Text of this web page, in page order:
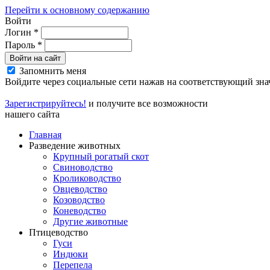
Перейти к основному содержанию
Войти
Логин *
Пароль *
Войти на сайт
Запомнить меня
Войдите через социальные сети нажав на соответствующий
Зарегистрируйтесь! и получите все возможности
нашего сайта
Главная
Разведение животных
Крупный рогатый скот
Свиноводство
Кролиководство
Овцеводство
Козоводство
Коневодство
Другие животные
Птицеводство
Гуси
Индюки
Перепела